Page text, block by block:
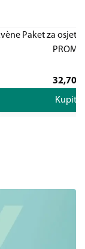
Paket za
PROMO
32,70
Kupite